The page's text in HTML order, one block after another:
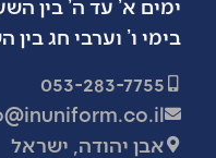
ימים א’ עד ה’ בין השעות 9:00
בימי ו’ וערבי חג בין השעות
053-283-7755
אבן יהודה, ישראל